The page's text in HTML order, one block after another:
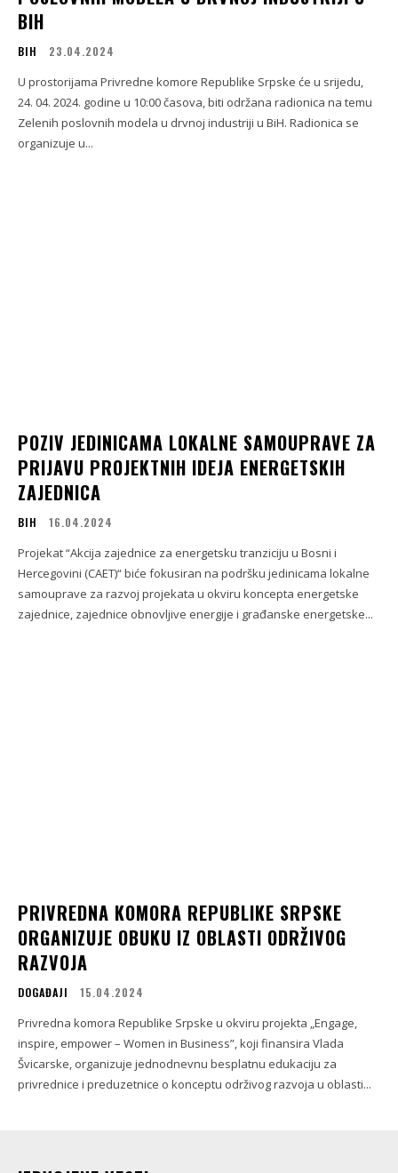
BIH
BIH 23.04.2024
U prostorijama Privredne komore Republike Srpske će u srijedu,
24. 04. 2024. godine u 10:00 časova, biti održana radionica na temu
Zelenih poslovnih modela u drvnoj industriji u BiH. Radionica se
organizuje u...
POZIV JEDINICAMA LOKALNE SAMOUPRAVE ZA
PRIJAVU PROJEKTNIH IDEJA ENERGETSKIH
ZAJEDNICA
BIH 16.04.2024
Projekat “Akcija zajednice za energetsku tranziciju u Bosni i
Hercegovini (CAET)“ biće fokusiran na podršku jedinicama lokalne
samouprave za razvoj projekata u okviru koncepta energetske
zajednice, zajednice obnovljive energije i građanske energetske...
PRIVREDNA KOMORA REPUBLIKE SRPSKE
ORGANIZUJE OBUKU IZ OBLASTI ODRŽIVOG
RAZVOJA
DOGAĐAJI 15.04.2024
Privredna komora Republike Srpske u okviru projekta „Engage,
inspire, empower – Women in Business”, koji finansira Vlada
Švicarske, organizuje jednodnevnu besplatnu edukaciju za
privrednice i preduzetnice o konceptu održivog razvoja u oblasti...